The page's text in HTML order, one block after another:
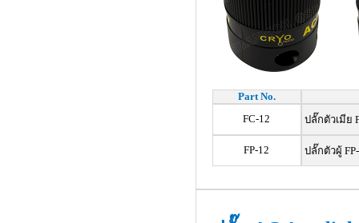
Part No.
FC-12
ปลั๊กตัวเมีย
FP-12 ปลั๊กตัวผู้